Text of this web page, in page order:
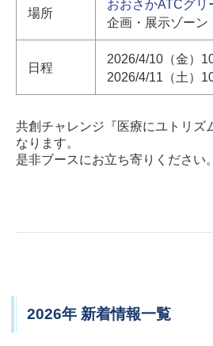
場所
おおさかATCグリ
企画・展示ゾーン
日程
2026/4/10（金）
2026/4/11（土）
共創チャレンジ『医療にユトリズ
なります。
是非ブースにお立ち寄りください。
2026年 新着情報一覧